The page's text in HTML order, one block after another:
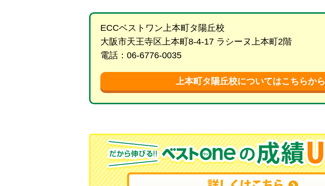
ECCベストワン上本町タ陽丘校
大阪市天王寺区上本町8-4-17 ラシーヌ上本町2階
電話：06-6776-0035
上本町タ陽丘校についてはこちらから